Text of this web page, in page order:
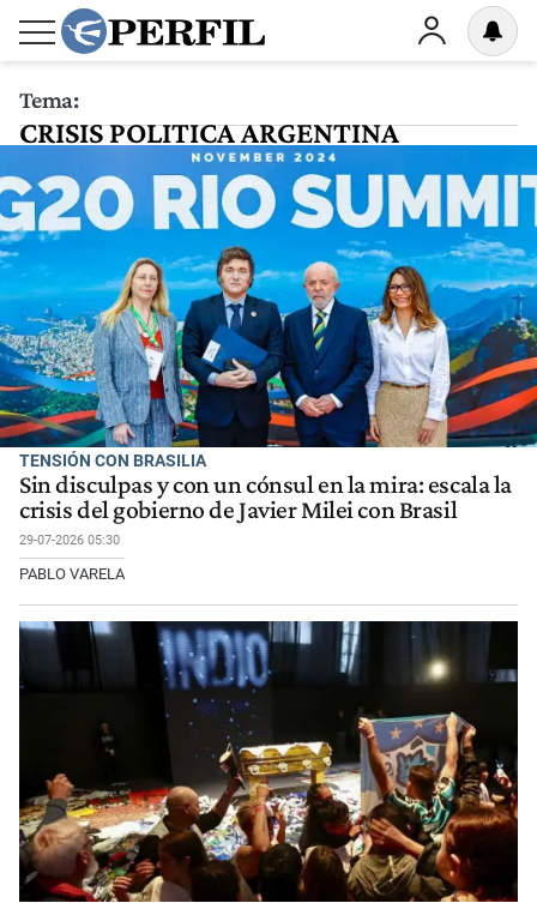
Tema:
CRISIS POLITICA ARGENTINA
TENSIÓN CON BRASILIA
Sin disculpas y con un cónsul en la mira: escala la
crisis del gobierno de Javier Milei con Brasil
29-07-2026 05:30
PABLO VARELA